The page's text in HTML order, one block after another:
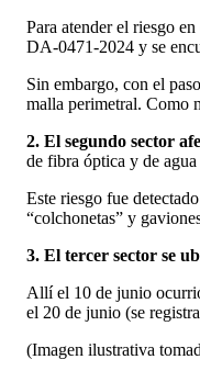
Para atender el riesgo
DA-0471-2024 y se
Sin embargo, con el
malla perimetral. Como
2. El segundo sector
de fibra óptica y de
Este riesgo fue
“colchonetas” y
3. El tercer sector se
Allí el 10 de junio
el 20 de junio (se
(Imagen ilustrativa